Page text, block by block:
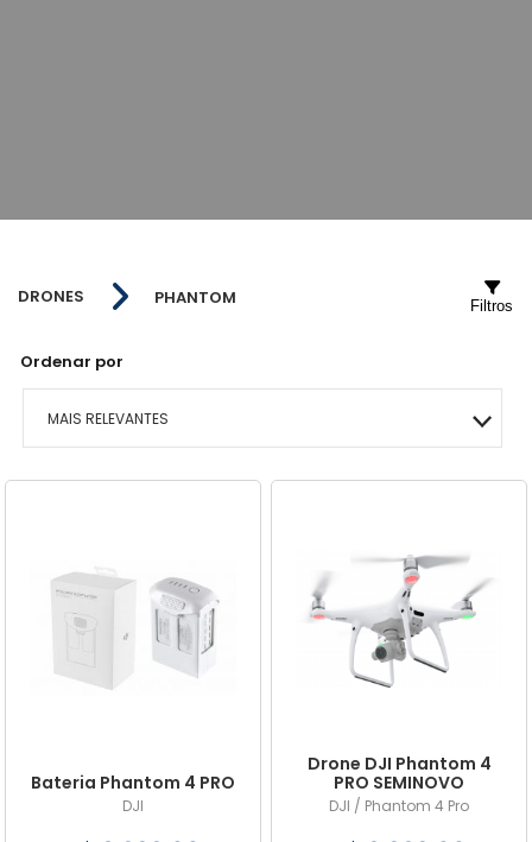
DRONES PHANTOM
Ordenar por
MAIS RELEVANTES
MAIS VENDIDOS
MAIOR PREÇO
Filtros
Bateria Phantom 4 PRO
DJI
Drone DJI Phantom 4
PRO SEMINOVO
DJI / Phantom 4 Pro